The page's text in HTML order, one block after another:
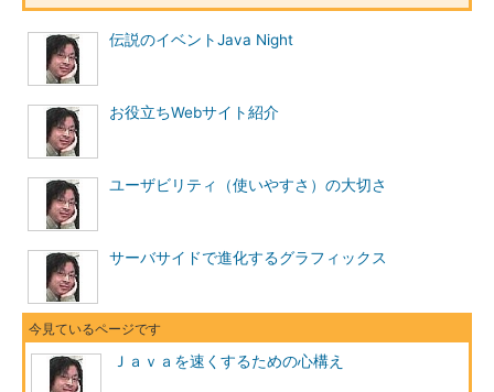
伝説のイベントJava Night
お役立ちWebサイト紹介
ユーザビリティ（使いやすさ）の大切さ
サーバサイドで進化するグラフィックス
Ｊａｖａを速くするための心構え